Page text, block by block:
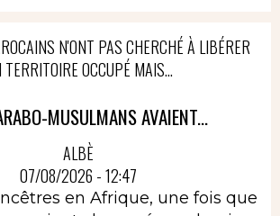
N'ONT PAS CHERCHÉ À LIBÉRER
TERRITOIRE OCCUPÉ MAIS...
MUSULMANS AVAIENT...
ALBÈ
07/08/2026 - 12:47
en Afrique, une fois que